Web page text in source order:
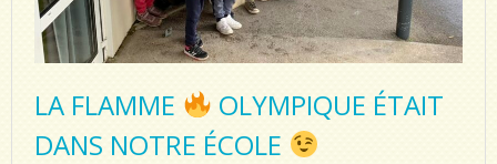
LA FLAMME
OLYMPIQUE ÉTAIT
DANS NOTRE ÉCOLE